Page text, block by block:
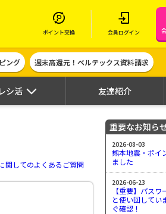
ポイント交換 会員ログイン
ング 週末高還元！ベルテックス資料請求
レシ活 友達紹介
関してのよくあるご質問
重要なお知ら
2026-08-03
熊本地震・ポイ
ました
2026-06-23
【重要】パス
と使い回してい
ぐ確認！